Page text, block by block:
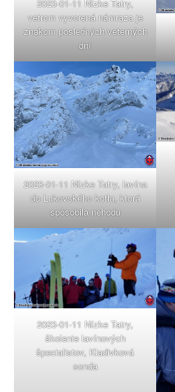
2023-01-11 Nízke Tatry,
vetrom vyvorená námraza je
znakom posledných veterných
dní
2023-01-11 Nízke Tatry, lavína
do Lukovského kotla, ktorá
spôsobila nehodu
2023-01-11 Nízke Tatry,
školenie lavínových
špecialistov, Kladivková
sonda